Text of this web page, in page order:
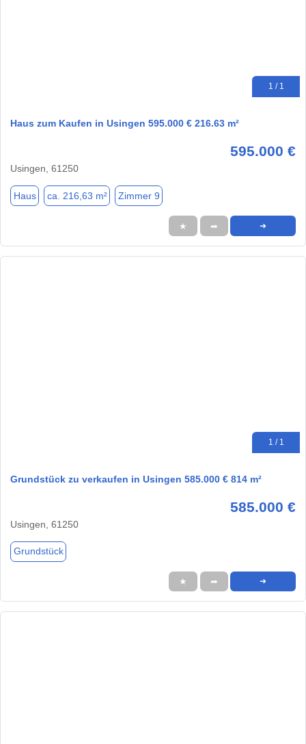
1 / 1
Haus zum Kaufen in Usingen 595.000 € 216.63 m²
595.000 €
Usingen, 61250
Haus ca. 216,63 m² Zimmer 9
★ ➦ ➜
1 / 1
Grundstück zu verkaufen in Usingen 585.000 € 814 m²
585.000 €
Usingen, 61250
Grundstück
★ ➦ ➜